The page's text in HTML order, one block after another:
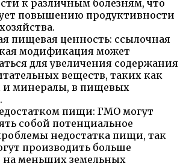
к различным болезням, что
повышению продуктивности
пищевая ценность: ссылочная
модификация может
для увеличения содержания
веществ, таких как
минералы, в пищевых
пищи: ГМО могут
собой потенциальное
недостатка пищи, так
производить больше
на меньших земельных